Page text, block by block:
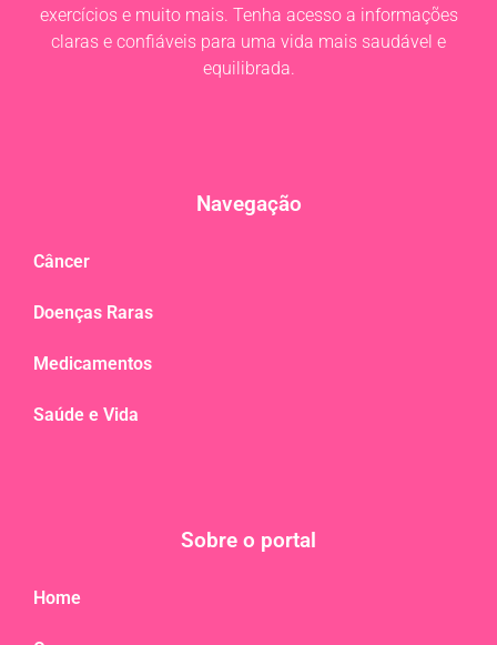
exercícios e muito mais. Tenha acesso a informações
claras e confiáveis para uma vida mais saudável e
equilibrada.
Navegação
Câncer
Doenças Raras
Medicamentos
Saúde e Vida
Sobre o portal
Home